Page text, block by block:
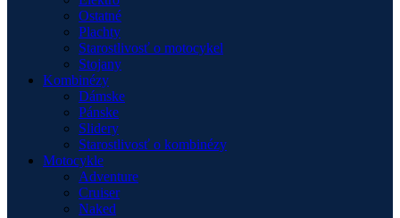
Ostatné
Plachty
Starostlivosť o motocykel
Stojany
Kombinézy
Dámske
Pánske
Slidery
Starostlivosť o kombinézy
Motocykle
Adventure
Cruiser
Naked